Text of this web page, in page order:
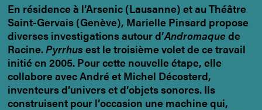
En résidence à l’Arsenic (Lausanne) et au Théâtre
Saint-Gervais (Genève), Marielle Pinsard propose
diverses investigations autour d’Andromaquede
Racine.Pyrrhusest le troisième volet de ce travail
initié en 2005. Pour cette nouvelle étape, elle
collabore avec André et Michel Décosterd,
inventeurs d’univers et d’objets sonores. Ils
construisent pour l’occasion une machine qui,